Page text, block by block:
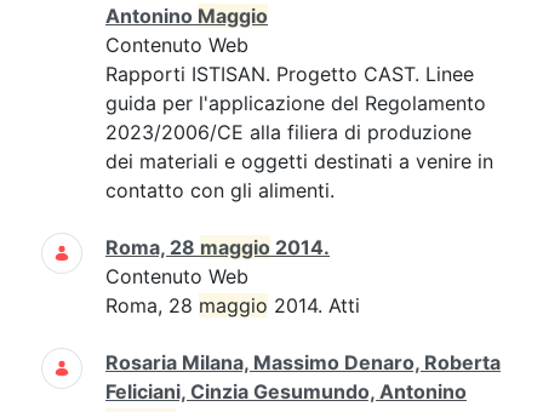
Antonino Maggio
Contenuto Web
Rapporti ISTISAN. Progetto CAST. Linee
guida per l'applicazione del Regolamento
2023/2006/CE alla filiera di produzione
dei materiali e oggetti destinati a venire in
contatto con gli alimenti.
Roma, 28 maggio 2014.
Contenuto Web
Roma, 28 maggio 2014. Atti
Rosaria Milana, Massimo Denaro, Roberta
Feliciani, Cinzia Gesumundo, Antonino